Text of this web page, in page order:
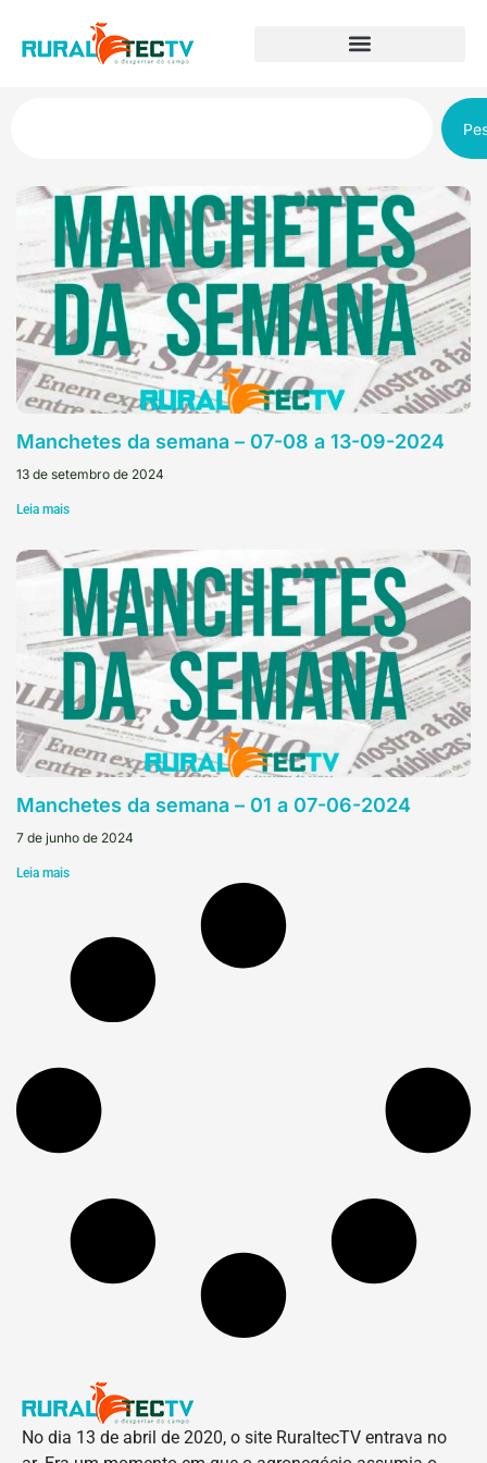
Manchetes da semana – 07-08 a 13-09-2024
13 de setembro de 2024
Leia mais
Manchetes da semana – 01 a 07-06-2024
7 de junho de 2024
Leia mais
No dia 13 de abril de 2020, o site RuraltecTV entrava no